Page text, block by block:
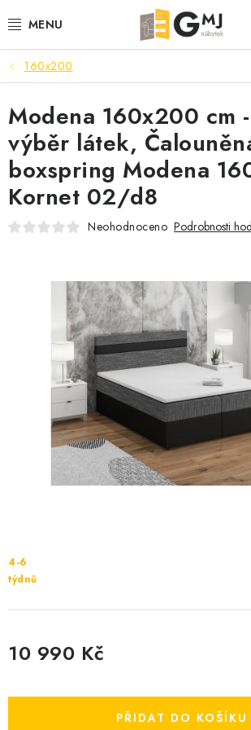
na
SEDACÍ SOUPRAVY
OBÝVACÍ POKOJ
LOŽNICE
KUCHYNĚ
VÝPRODEJ
Cenník dopravy Kontakty
160x200
4-6
týdnů
10 990 Kč
PŘIDAT DO KOŠÍKU
Modena 160x200 cm
výběr látek,
boxspring Modena
Kornet 02/d8
Neohodnoceno Podrobnosti